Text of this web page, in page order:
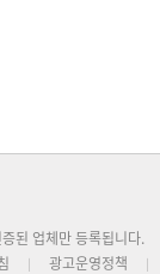
된 업체만 등록됩니다.
광고운영정책